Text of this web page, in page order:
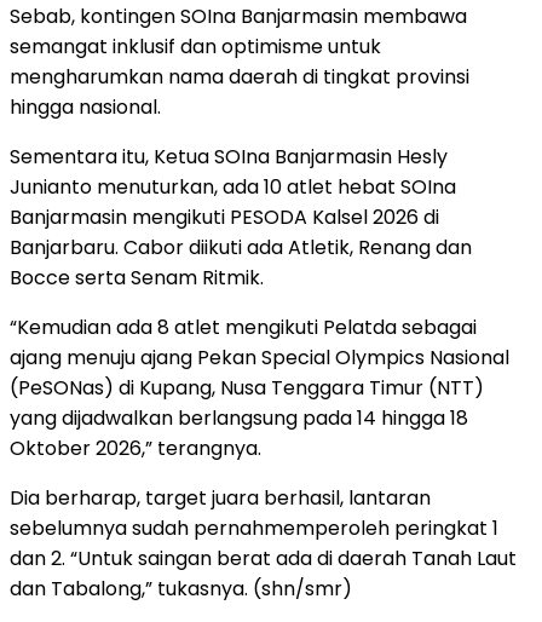
Sebab, kontingen SOIna Banjarmasin membawa
semangat inklusif dan optimisme untuk
mengharumkan nama daerah di tingkat provinsi
hingga nasional.
Sementara itu, Ketua SOIna Banjarmasin Hesly
Junianto menuturkan, ada 10 atlet hebat SOIna
Banjarmasin mengikuti PESODA Kalsel 2026 di
Banjarbaru. Cabor diikuti ada Atletik, Renang dan
Bocce serta Senam Ritmik.
“Kemudian ada 8 atlet mengikuti Pelatda sebagai
ajang menuju ajang Pekan Special Olympics Nasional
(PeSONas) di Kupang, Nusa Tenggara Timur (NTT)
yang dijadwalkan berlangsung pada 14 hingga 18
Oktober 2026,” terangnya.
Dia berharap, target juara berhasil, lantaran
sebelumnya sudah pernahmemperoleh peringkat 1
dan 2. “Untuk saingan berat ada di daerah Tanah Laut
dan Tabalong,” tukasnya. (shn/smr)